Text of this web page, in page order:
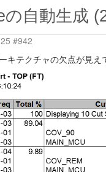
の自動生成
#942
テクチャの欠点が見え